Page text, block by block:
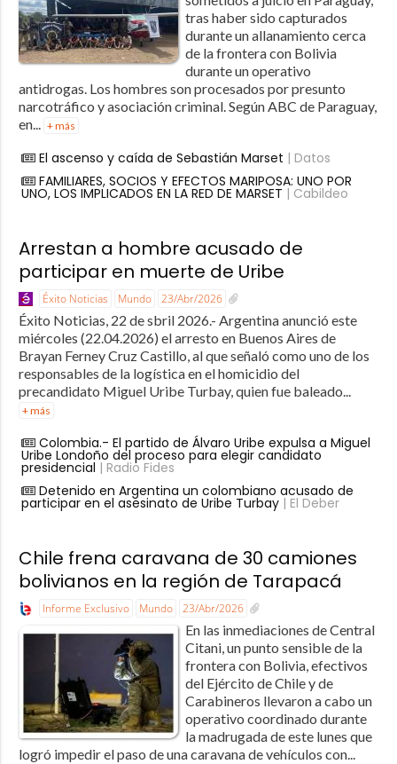
tras haber sido capturados
durante un allanamiento cerca
de la frontera con Bolivia
durante un operativo
antidrogas. Los hombres son procesados por presunto
narcotráfico y asociación criminal. Según ABC de Paraguay,
en... + más
El ascenso y caída de Sebastián Marset | Datos
FAMILIARES, SOCIOS Y EFECTOS MARIPOSA: UNO POR
UNO, LOS IMPLICADOS EN LA RED DE MARSET | Cabildeo
Arrestan a hombre acusado de
participar en muerte de Uribe
Éxito Noticias Mundo 23/Abr/2026
Éxito Noticias, 22 de sbril 2026.- Argentina anunció este
miércoles (22.04.2026) el arresto en Buenos Aires de
Brayan Ferney Cruz Castillo, al que señaló como uno de los
responsables de la logística en el homicidio del
precandidato Miguel Uribe Turbay, quien fue baleado...
+ más
Colombia.- El partido de Álvaro Uribe expulsa a Miguel
Uribe Londoño del proceso para elegir candidato
presidencial | Radio Fides
Detenido en Argentina un colombiano acusado de
participar en el asesinato de Uribe Turbay| El Deber
Chile frena caravana de 30 camiones
bolivianos en la región de Tarapacá
Informe Exclusivo Mundo 23/Abr/2026
En las inmediaciones de Central
Citani, un punto sensible de la
frontera con Bolivia, efectivos
del Ejército de Chile y de
Carabineros llevaron a cabo un
operativo coordinado durante
la madrugada de este lunes que
logró impedir el paso de una caravana de vehículos con...